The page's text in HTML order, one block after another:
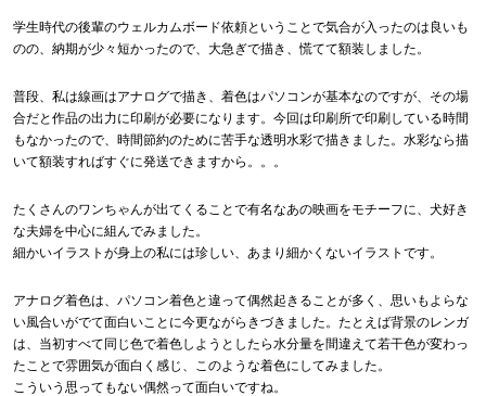
学生時代の後輩のウェルカムボード依頼ということで気合が入ったのは良いも
のの、納期が少々短かったので、大急ぎで描き、慌てて額装しました。
普段、私は線画はアナログで描き、着色はパソコンが基本なのですが、その場
合だと作品の出力に印刷が必要になります。今回は印刷所で印刷している時間
もなかったので、時間節約のために苦手な透明水彩で描きました。水彩なら描
いて額装すればすぐに発送できますから。。。
たくさんのワンちゃんが出てくることで有名なあの映画をモチーフに、犬好き
な夫婦を中心に組んでみました。
細かいイラストが身上の私には珍しい、あまり細かくないイラストです。
アナログ着色は、パソコン着色と違って偶然起きることが多く、思いもよらな
い風合いがでて面白いことに今更ながらきづきました。たとえば背景のレンガ
は、当初すべて同じ色で着色しようとしたら水分量を間違えて若干色が変わっ
たことで雰囲気が面白く感じ、このような着色にしてみました。
こういう思ってもない偶然って面白いですね。